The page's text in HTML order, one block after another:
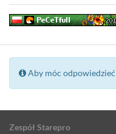
Aby móc
Zespół Starepro